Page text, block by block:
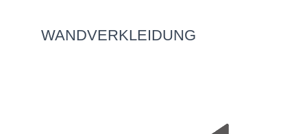
WANDVERKLEIDUNG